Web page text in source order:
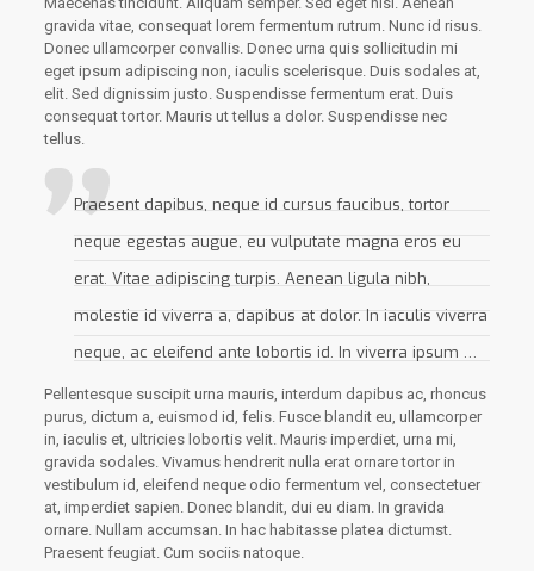
gravida vitae, consequat lorem fermentum rutrum. Nunc id risus.
Donec ullamcorper convallis. Donec urna quis sollicitudin mi
eget ipsum adipiscing non, iaculis scelerisque. Duis sodales at,
elit. Sed dignissim justo. Suspendisse fermentum erat. Duis
consequat tortor. Mauris ut tellus a dolor. Suspendisse nec
tellus.
Praesent dapibus, neque id cursus faucibus, tortor
neque egestas augue, eu vulputate magna eros eu
erat. Vitae adipiscing turpis. Aenean ligula nibh,
molestie id viverra a, dapibus at dolor. In iaculis viverra
neque, ac eleifend ante lobortis id. In viverra ipsum …
Pellentesque suscipit urna mauris, interdum dapibus ac, rhoncus
purus, dictum a, euismod id, felis. Fusce blandit eu, ullamcorper
in, iaculis et, ultricies lobortis velit. Mauris imperdiet, urna mi,
gravida sodales. Vivamus hendrerit nulla erat ornare tortor in
vestibulum id, eleifend neque odio fermentum vel, consectetuer
at, imperdiet sapien. Donec blandit, dui eu diam. In gravida
ornare. Nullam accumsan. In hac habitasse platea dictumst.
Praesent feugiat. Cum sociis natoque.